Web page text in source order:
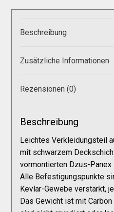
Preislisten
Galerie
Warenkorb
Kasse
Beschreibung
Zusätzliche Informationen
Rezensionen (0)
Beschreibung
Leichtes Verkleidungsteil
mit schwarzem
vormontierten Dzus-
Alle Befestigungspunkte
Kevlar-Gewebe verstärkt,
Das Gewicht ist mit